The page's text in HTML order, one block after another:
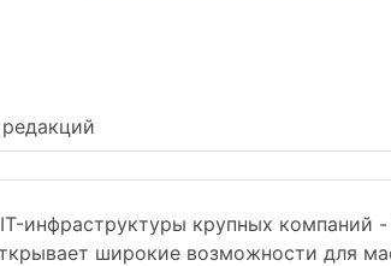
инфраструктуры крупных компаний
широкие возможности для